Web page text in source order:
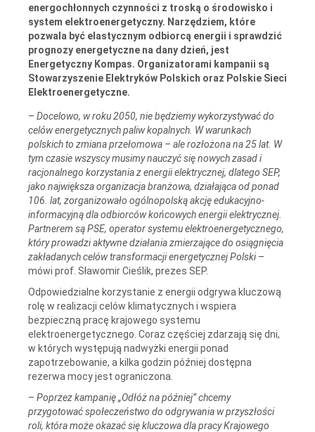
energochłonnych czynności z troską o środowisko i
system elektroenergetyczny. Narzędziem, które
pozwala być elastycznym odbiorcą energii i sprawdzić
prognozy energetyczne na dany dzień, jest
Energetyczny Kompas. Organizatorami kampanii są
Stowarzyszenie Elektryków Polskich oraz Polskie Sieci
Elektroenergetyczne.
– Docelowo, w roku 2050, nie będziemy wykorzystywać do
celów energetycznych paliw kopalnych. W warunkach
polskich to zmiana przełomowa – ale rozłożona na 25 lat. W
tym czasie wszyscy musimy nauczyć się nowych zasad i
racjonalnego korzystania z energii elektrycznej, dlatego SEP,
jako największa organizacja branżowa, działająca od ponad
106. lat, zorganizowało ogólnopolską akcję edukacyjno-
informacyjną dla odbiorców końcowych energii elektrycznej.
Partnerem są PSE, operator systemu elektroenergetycznego,
który prowadzi aktywne działania zmierzające do osiągnięcia
zakładanych celów transformacji energetycznej Polski–
mówi prof. Sławomir Cieślik, prezes SEP.
Odpowiedzialne korzystanie z energii odgrywa kluczową
rolę w realizacji celów klimatycznych i wspiera
bezpieczną pracę krajowego systemu
elektroenergetycznego. Coraz częściej zdarzają się dni,
w których występują nadwyżki energii ponad
zapotrzebowanie, a kilka godzin później dostępna
rezerwa mocy jest ograniczona.
– Poprzez kampanię „Odłóż na później” chcemy
przygotować społeczeństwo do odgrywania w przyszłości
roli, która może okazać się kluczowa dla pracy Krajowego